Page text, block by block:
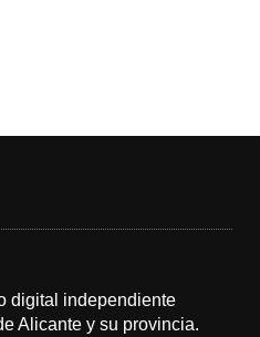
digital independiente
Alicante y su provincia.